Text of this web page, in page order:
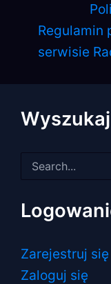
Regulamin
serwisie
Wyszukaj
dla:
Zarejestruj się
Zaloguj się